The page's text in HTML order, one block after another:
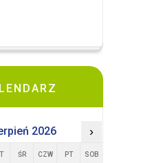
2026 ›
ŚR CZW PT SOB